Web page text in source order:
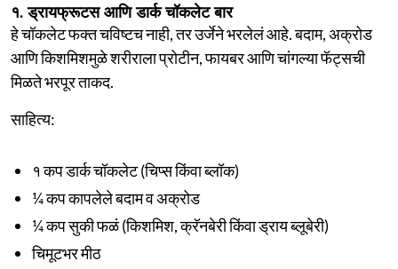
१. ड्रायफ्रूटस आणि डार्क चॉकलेट बार
हे चॉकलेट फक्त चविष्टच नाही, तर उर्जेने भरलेलं आहे. बदाम, अक्रोड
आणि किशमिशमुळे शरीराला प्रोटीन, फायबर आणि चांगल्या फॅट्सची
मिळते भरपूर ताकद.
साहित्य:
१ कप डार्क चॉकलेट (चिप्स किंवा ब्लॉक)
¼ कप कापलेले बदाम व अक्रोड
¼ कप सुकी फळं (किशमिश, क्रॅनबेरी किंवा ड्राय ब्लूबेरी)
चिमूटभर मीठ